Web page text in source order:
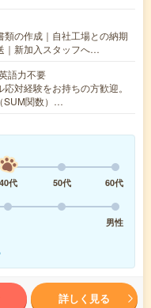
類の作成｜自社工場との納期
｜新加入スタッフへ…
語力不要
対経験をお持ちの方歓迎。
SUM関数）…
40代 50代
60代
男性
詳しく見る